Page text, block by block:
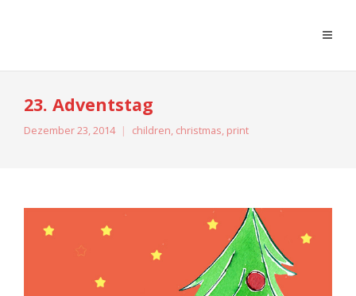
23. Adventstag
Dezember 23, 2014 children, christmas, print